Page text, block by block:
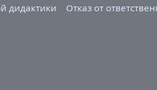
дидактики Отказ от